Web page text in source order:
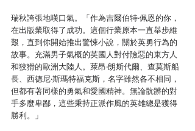
瑞秋誇張地嘆口氣。「作為吉爾伯特‧佩恩的你，
在出版業取得了成功。這個行業原本一直舉步維
艱，直到你開始推出驚悚小說，關於英勇行為的
故事。充滿男子氣概的英國人對付險惡的東方人
和狡猾的歐洲大陸人。萊昂‧朗斯代爾、查莫斯船
長、西德尼‧斯瑪特福克斯，名字雖然各不相同，
但都有著同樣的勇氣和愛國精神。無論骯髒的對
手多麼卑鄙，這些秉持正派作風的英雄總是獲得
勝利。」